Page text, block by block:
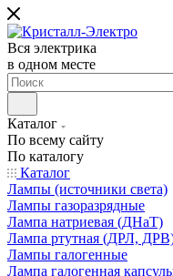
Вся электрика
в одном месте
Каталог
По всему сайту
По каталогу
Каталог
Лампы (источники света)
Лампы газоразрядные
Лампа натриевая (ДНаТ)
Лампа ртутная (ДРЛ,
Лампы галогенные
Лампа галогенная